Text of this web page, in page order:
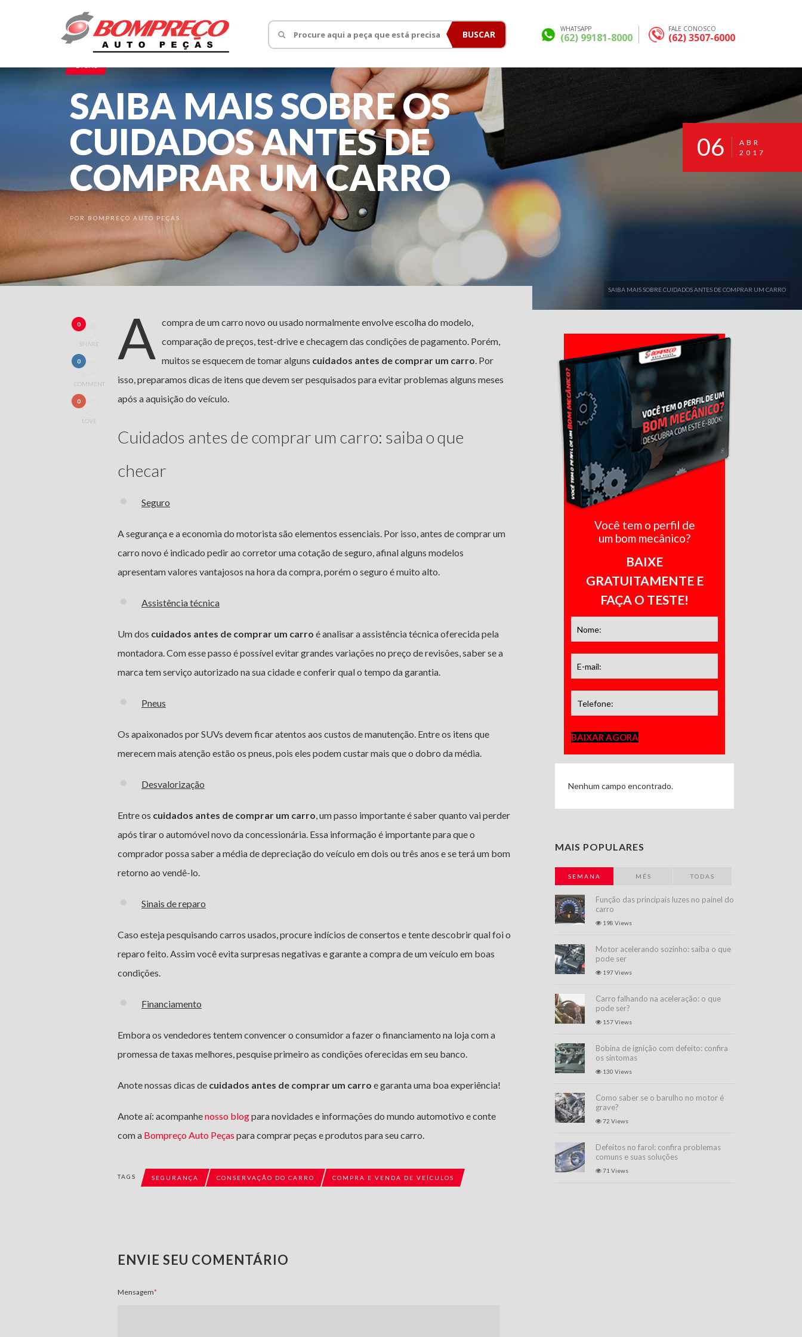
BUSCAR WHATSAPP
(62) 99181-8000
FALE CONOSCO
(62) 3507-6000
SAIBA MAIS SOBRE CUIDADOS ANTES DE COMPRAR UM CARRO
SAIBA MAIS SOBRE OS
CUIDADOS ANTES DE
COMPRAR UM CARRO
POR BOMPREÇO AUTO PEÇAS
06
ABR
2017
0
SHARE
0
COMMENT
0
LOVE
A compra de um carro novo ou usado normalmente envolve escolha do modelo,
comparação de preços, test-drive e checagem das condições de pagamento. Porém,
muitos se esquecem de tomar alguns cuidados antes de comprar um carro. Por
isso, preparamos dicas de itens que devem ser pesquisados para evitar problemas alguns meses
após a aquisição do veículo.
Cuidados antes de comprar um carro: saiba o que
checar
Seguro
A segurança e a economia do motorista são elementos essenciais. Por isso, antes de comprar um
carro novo é indicado pedir ao corretor uma cotação de seguro, afinal alguns modelos
apresentam valores vantajosos na hora da compra, porém o seguro é muito alto.
Assistência técnica
Um dos cuidados antes de comprar um carro é analisar a assistência técnica oferecida pela
montadora. Com esse passo é possível evitar grandes variações no preço de revisões, saber se a
marca tem serviço autorizado na sua cidade e conferir qual o tempo da garantia.
Pneus
Os apaixonados por SUVs devem ficar atentos aos custos de manutenção. Entre os itens que
merecem mais atenção estão os pneus, pois eles podem custar mais que o dobro da média.
Desvalorização
Entre os cuidados antes de comprar um carro, um passo importante é saber quanto vai perder
após tirar o automóvel novo da concessionária. Essa informação é importante para que o
comprador possa saber a média de depreciação do veículo em dois ou três anos e se terá um bom
retorno ao vendê-lo.
Sinais de reparo
Caso esteja pesquisando carros usados, procure indícios de consertos e tente descobrir qual foi o
reparo feito. Assim você evita surpresas negativas e garante a compra de um veículo em boas
condições.
Financiamento
Embora os vendedores tentem convencer o consumidor a fazer o financiamento na loja com a
promessa de taxas melhores, pesquise primeiro as condições oferecidas em seu banco.
Anote nossas dicas de cuidados antes de comprar um carro e garanta uma boa experiência!
Anote aí: acompanhenosso blogpara novidades e informações do mundo automotivo e conte
com a Bompreço Auto Peças para comprar peças e produtos para seu carro.
TAGS SEGURANÇA CONSERVAÇÃO DO CARRO COMPRA E VENDA DE VEÍCULOS
ENVIE SEU COMENTÁRIO
Mensagem*
Você tem o perfil de
um bom mecânico?
BAIXE
GRATUITAMENTE E
FAÇA O TESTE!
BAIXAR AGORA
Nenhum campo encontrado.
MAIS POPULARES
SEMANA MÊS TODAS
Função das principais luzes no painel do
carro
198 Views
Motor acelerando sozinho: saiba o que
pode ser
197 Views
Carro falhando na aceleração: o que
pode ser?
157 Views
Bobina de ignição com defeito: confira
os sintomas
130 Views
Como saber se o barulho no motor é
grave?
72 Views
Defeitos no farol: confira problemas
comuns e suas soluções
71 Views